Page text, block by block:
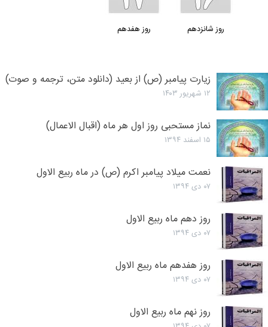
روز شانزدهم روز هفدهم
زیارت پیامبر (ص) از بعید (دانلود متن، ترجمه و صوت)
۱۲ شهریور ۱۴۰۳
نماز مستحبی روز اول هر ماه (اقبال الاعمال)
۱۵ اسفند ۱۳۹۴
نعمت میلاد پیامبر اکرم (ص) در ماه ربیع الاول
۰۷ دی ۱۳۹۴
روز دهم ماه ربیع الاول
۰۷ دی ۱۳۹۴
روز هفدهم ماه ربیع الاول
۰۷ دی ۱۳۹۴
روز نهم ماه ربیع الاول